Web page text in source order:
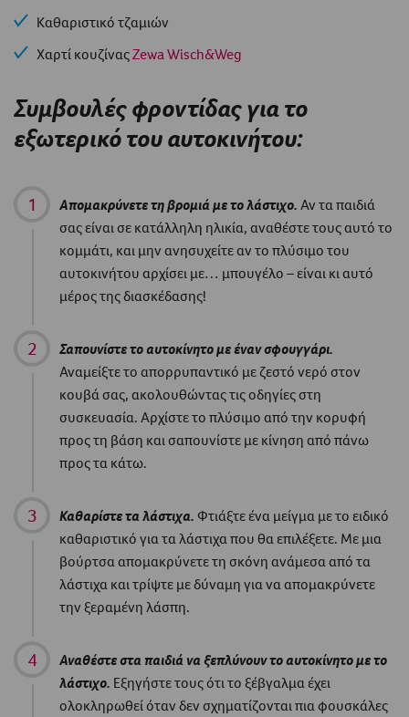
Καθαριστικό τζαμιών
Χαρτί κουζίναςZewa Wisch&Weg
Συμβουλές φροντίδας για το
εξωτερικό του αυτοκινήτου:
Απομακρύνετε τη βρομιά με το λάστιχο. Αν τα παιδιά
σας είναι σε κατάλληλη ηλικία, αναθέστε τους αυτό το
κομμάτι, και μην ανησυχείτε αν το πλύσιμο του
αυτοκινήτου αρχίσει με… μπουγέλο – είναι κι αυτό
μέρος της διασκέδασης!
Σαπουνίστε το αυτοκίνητο με έναν σφουγγάρι.
Αναμείξτε το απορρυπαντικό με ζεστό νερό στον
κουβά σας, ακολουθώντας τις οδηγίες στη
συσκευασία. Αρχίστε το πλύσιμο από την κορυφή
προς τη βάση και σαπουνίστε με κίνηση από πάνω
προς τα κάτω.
Καθαρίστε τα λάστιχα. Φτιάξτε ένα μείγμα με το ειδικό
καθαριστικό για τα λάστιχα που θα επιλέξετε. Με μια
βούρτσα απομακρύνετε τη σκόνη ανάμεσα από τα
λάστιχα και τρίψτε με δύναμη για να απομακρύνετε
την ξεραμένη λάσπη.
Αναθέστε στα παιδιά να ξεπλύνουν το αυτοκίνητο με το
λάστιχο. Εξηγήστε τους ότι το ξέβγαλμα έχει
ολοκληρωθεί όταν δεν σχηματίζονται πια φουσκάλες